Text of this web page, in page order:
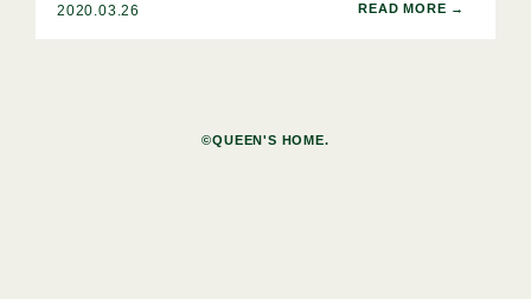
2020.03.26
©QUEEN'S HOME.